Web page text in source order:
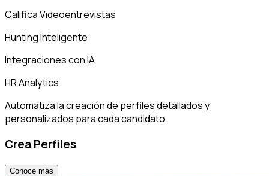
Califica Videoentrevistas
Hunting Inteligente
Integraciones con IA
HR Analytics
Automatiza la creación de perfiles detallados y
personalizados para cada candidato.
Crea Perfiles
Conoce más